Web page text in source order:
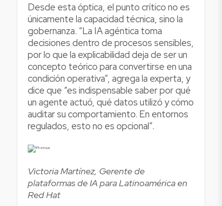
Desde esta óptica, el punto crítico no es
únicamente la capacidad técnica, sino la
gobernanza. “La IA agéntica toma
decisiones dentro de procesos sensibles,
por lo que la explicabilidad deja de ser un
concepto teórico para convertirse en una
condición operativa”, agrega la experta, y
dice que “es indispensable saber por qué
un agente actuó, qué datos utilizó y cómo
auditar su comportamiento. En entornos
regulados, esto no es opcional”.
Victoria Martínez, Gerente de
plataformas de IA para Latinoamérica en
Red Hat